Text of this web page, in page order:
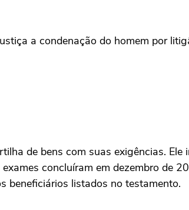
a condenação do homem por
de bens com suas exigências. Ele
concluíram em dezembro de
beneficiários listados no testamento.